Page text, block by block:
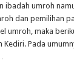
ibadah umroh
dan pemilihan
umroh, maka
Kediri. Pada